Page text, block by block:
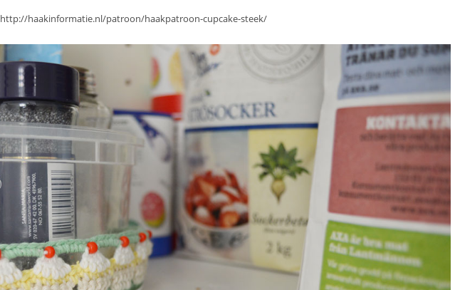
http://haakinformatie.nl/patroon/haakpatroon-cupcake-steek/